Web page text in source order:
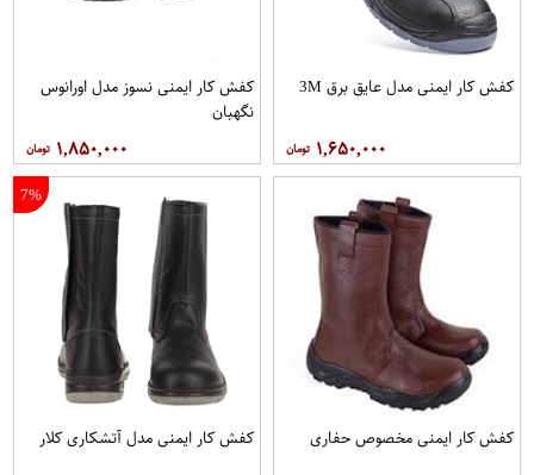
کفش کار ایمنی مدل عایق برق 3M
۱,۶۵۰,۰۰۰
کفش کار ايمنی نسوز مدل اورانوس
نگهبان
۱,۸۵۰,۰۰۰
کفش کار ایمنی مخصوص حفاری
7%
کفش کار ایمنی مدل آتشکاری کلار